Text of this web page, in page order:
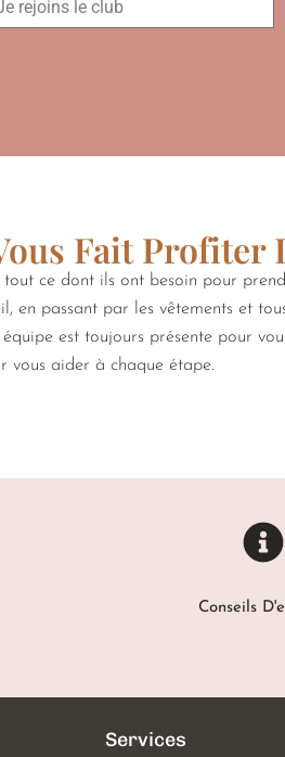
Fait Profiter
ce dont ils ont besoin pour
passant par les vêtements et
est toujours présente pour
vous aider à chaque étape.
Conseils
Services